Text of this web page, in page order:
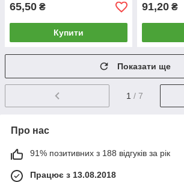
65,50 ₴
Купити
91,20 ₴
Показати ще
1 / 7
Про нас
91% позитивних з 188 відгуків за рік
Працює з 13.08.2018